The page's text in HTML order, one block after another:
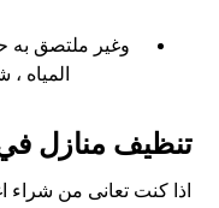
وغير ملتصق
المياه
تنظيف منازل
اذا كنت تعانى من شراء